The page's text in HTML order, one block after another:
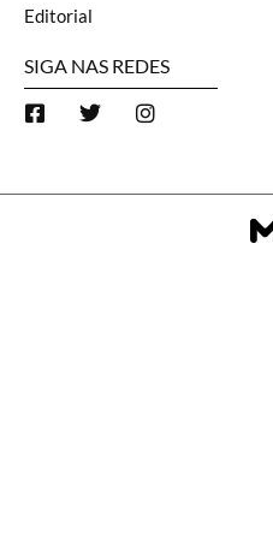
Editorial
SIGA NAS REDES